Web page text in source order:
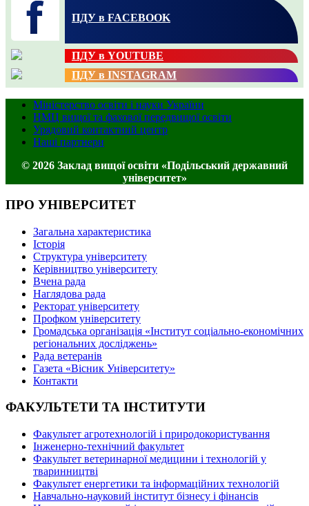
ПДУ в FACEBOOK
ПДУ в YOUTUBE
ПДУ в INSTAGRAM
Міністерство освіти і науки України
НМЦ вищої та фахової передвищої освіти
Урядовий контактний центр
Наші партнери
© 2026 Заклад вищої освіти «Подільський державний
університет»
ПРО УНІВЕРСИТЕТ
Загальна характеристика
Історія
Структура університету
Керівництво університету
Вчена рада
Наглядова рада
Ректорат університету
Профком університету
Громадська організація «Інститут соціально-економічних
регіональних досліджень»
Рада ветеранів
Газета «Вісник Університету»
Контакти
ФАКУЛЬТЕТИ ТА ІНСТИТУТИ
Факультет агротехнологій і природокористування
Інженерно-технічний факультет
Факультет ветеринарної медицини і технологій у
тваринництві
Факультет енергетики та інформаційних технологій
Навчально-науковий інститут бізнесу і фінансів